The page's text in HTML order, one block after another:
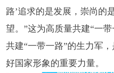
路’追求的是发展，崇尚的
望。”这为高质量共建“一
共建“一带一路”的生力军
好国家形象的重要力量。